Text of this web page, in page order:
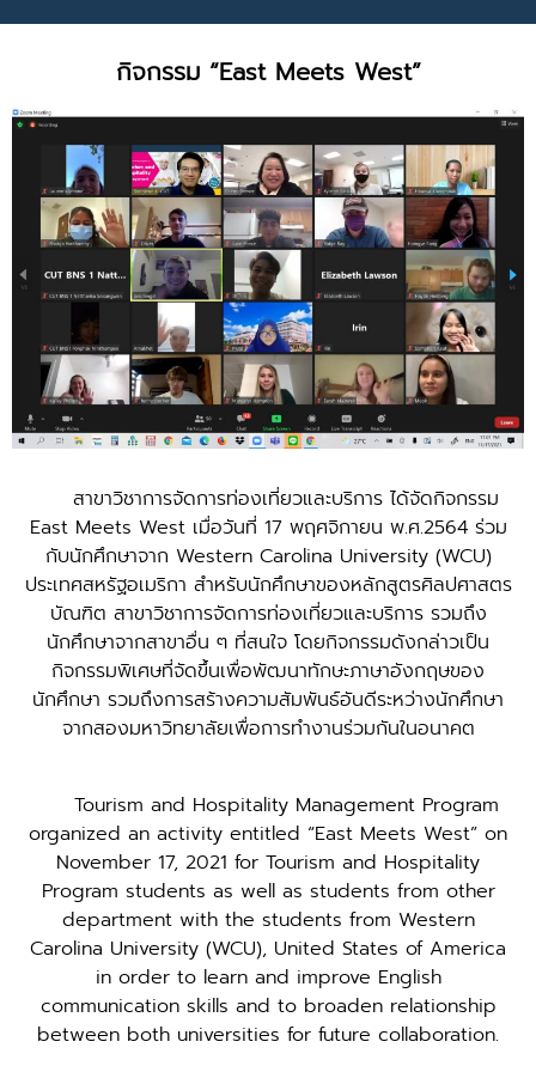
กิจกรรม “East Meets West”
สาขาวิชาการจัดการท่องเที่ยวและบริการ ได้จัดกิจกรรม
East Meets West เมื่อวันที่ 17 พฤศจิกายน พ.ศ.2564 ร่วม
กับนักศึกษาจาก Western Carolina University (WCU)
ประเทศสหรัฐอเมริกา สำหรับนักศึกษาของหลักสูตรศิลปศาสตร
บัณฑิต สาขาวิชาการจัดการท่องเที่ยวและบริการ รวมถึง
นักศึกษาจากสาขาอื่น ๆ ที่สนใจ โดยกิจกรรมดังกล่าวเป็น
กิจกรรมพิเศษที่จัดขึ้นเพื่อพัฒนาทักษะภาษาอังกฤษของ
นักศึกษา รวมถึงการสร้างความสัมพันธ์อันดีระหว่างนักศึกษา
จากสองมหาวิทยาลัยเพื่อการทำงานร่วมกันในอนาคต
Tourism and Hospitality Management Program
organized an activity entitled “East Meets West” on
November 17, 2021 for Tourism and Hospitality
Program students as well as students from other
department with the students from Western
Carolina University (WCU), United States of America
in order to learn and improve English
communication skills and to broaden relationship
between both universities for future collaboration.